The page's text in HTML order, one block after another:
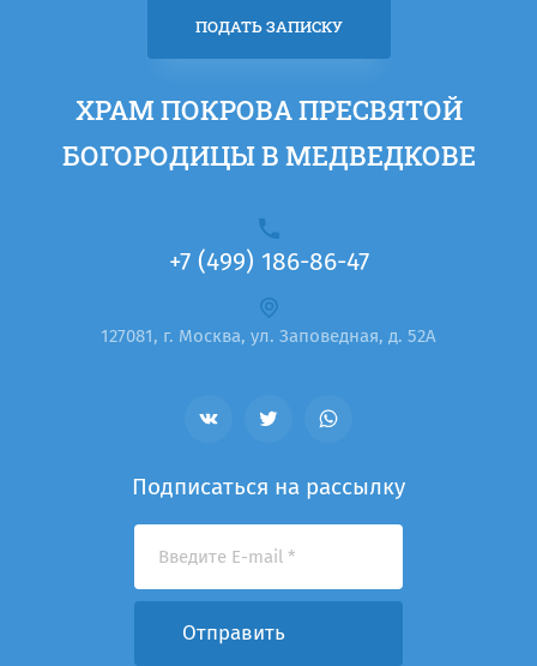
+7 (499) 186-86-47
127081, г. Москва, ул. Заповедная, д. 52А
ХРАМ ПОКРОВА ПРЕСВЯТОЙ
БОГОРОДИЦЫ В МЕДВЕДКОВЕ
ПОДАТЬ ЗАПИСКУ
Подписаться на рассылку
Отправить